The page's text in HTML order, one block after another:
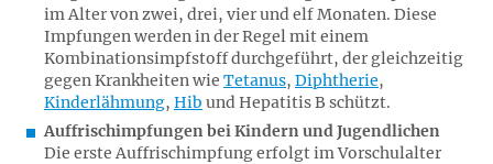
im Alter von zwei, drei, vier und elf Monaten. Diese
Impfungen werden in der Regel mit einem
Kombinationsimpfstoff durchgeführt, der gleichzeitig
gegen Krankheiten wie Tetanus, Diphtherie,
Kinderlähmung, Hib und Hepatitis B schützt.
Auffrischimpfungen bei Kindern und Jugendlichen
Die erste Auffrischimpfung erfolgt im Vorschulalter